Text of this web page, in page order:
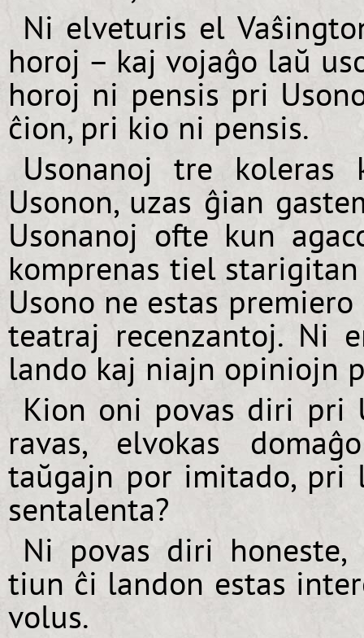
Ni elveturis el
horoj – kaj vojaĝo laŭ
horoj ni pensis pri
ĉion, pri kio ni pensis.
Usonanoj tre koleras
Usonon, uzas ĝian
Usonanoj ofte kun
komprenas tiel
Usono ne estas
teatraj recenzantoj. Ni
lando kaj niajn opiniojn
Kion oni povas diri pri
ravas, elvokas
taŭgajn por imitado, pri
sentalenta?
Ni povas diri
tiun ĉi landon estas
volus.